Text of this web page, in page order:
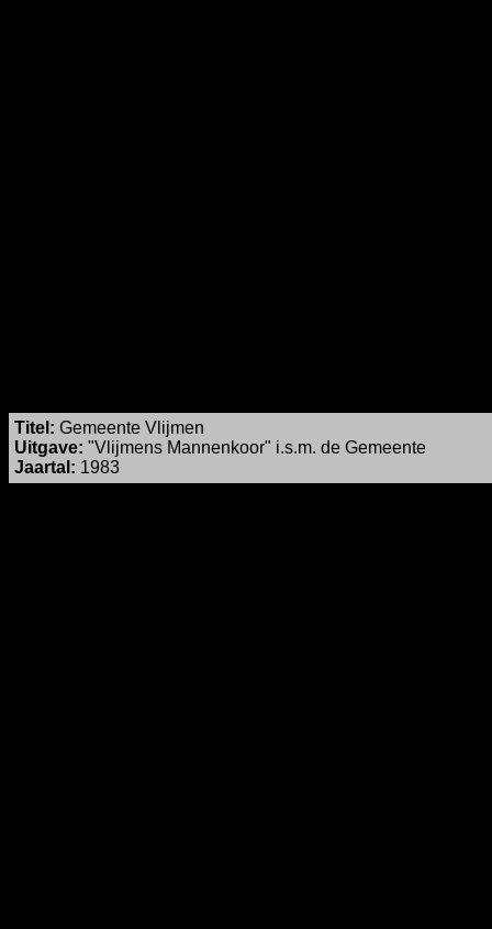
Titel : Gemeente Vlijmen
Uitgave: "Vlijmens Mannenkoor" i.s.m. de Gemeente
Jaartal: 1983